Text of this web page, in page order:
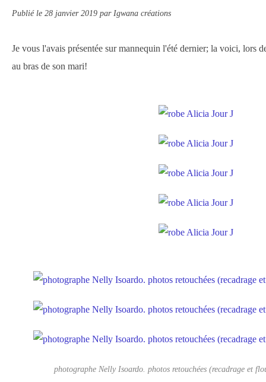
Publié le 28 janvier 2019 par Igwana créations
Je vous l'avais présentée sur mannequin l'été dernier; la voici, lors
au bras de son mari!
photographe Nelly Isoardo. photos retouchées (recadrage et